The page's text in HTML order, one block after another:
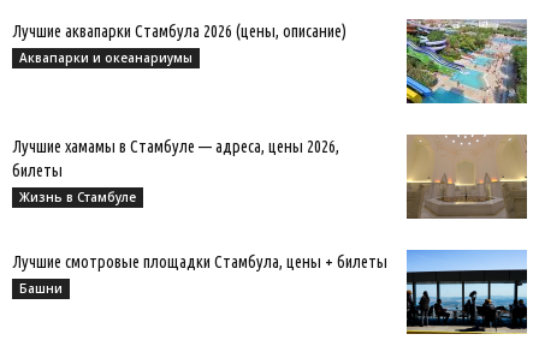
Лучшие аквапарки Стамбула 2026 (цены, описание)
Аквапарки и океанариумы
Лучшие хамамы в Стамбуле — адреса, цены 2026,
билеты
Жизнь в Стамбуле
Лучшие смотровые площадки Стамбула, цены + билеты
Башни